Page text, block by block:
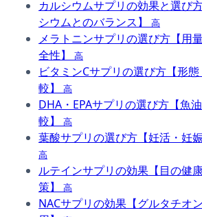
カルシウムサプリの効果と選び
シウムとのバランス】
高
メラトニンサプリの選び方【用
全性】
高
ビタミンCサプリの選び方【形
較】
高
DHA・EPAサプリの選び方【魚
較】
高
葉酸サプリの選び方【妊活・妊
高
ルテインサプリの効果【目の健
策】
高
NACサプリの効果【グルタチオ